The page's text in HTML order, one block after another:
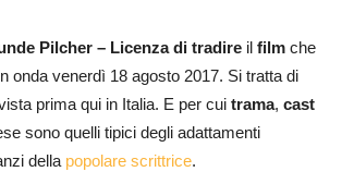
Pilcher – Licenza di tradire il film che
onda venerdì 18 agosto 2017. Si tratta di
prima qui in Italia. E per cui trama, cast
sono quelli tipici degli adattamenti
della popolare scrittrice.